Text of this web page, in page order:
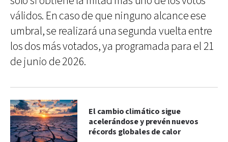
válidos. En caso de que ninguno alcance ese
umbral, se realizará una segunda vuelta entre
los dos más votados, ya programada para el 21
de junio de 2026.
El cambio climático sigue
acelerándose y prevén nuevos
récords globales de calor